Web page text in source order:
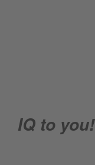
IQ to you!